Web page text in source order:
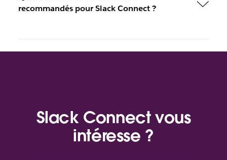
recommandés pour Slack Connect ?
Slack Connect vous
intéresse ?